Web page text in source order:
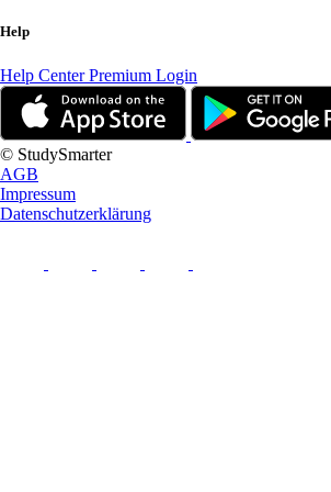
Help
Help CenterPremium Login
© StudySmarter
AGB
Impressum
Datenschutzerklärung